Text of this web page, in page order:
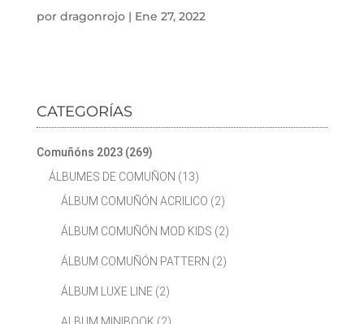
por dragonrojo| Ene 27, 2022
CATEGORÍAS
Comuñóns 2023 (269)
ÁLBUMES DE COMUÑON (13)
ÁLBUM COMUÑÓN ACRILICO (2)
ÁLBUM COMUÑÓN MOD KIDS (2)
ÁLBUM COMUÑÓN PATTERN (2)
ÁLBUM LUXE LINE (2)